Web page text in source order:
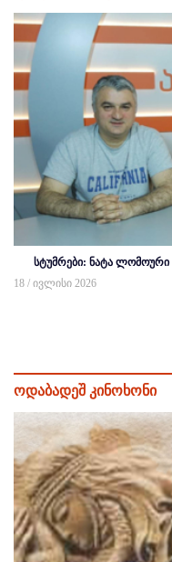
სტუმრები: ნატა ლომოური
18 / ივლისი 2026
ოდაბადეშ კინოხონი